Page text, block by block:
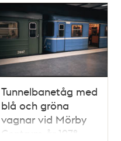
Tunnelbanetåg med
blå och gröna
vagnar vid Mörby
Centrum år 1978